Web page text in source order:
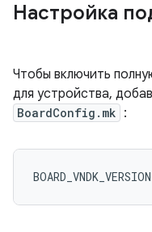
Настройка
Чтобы включить
для устройства,
BoardConfig.mk :
BOARD_VNDK_VERSION